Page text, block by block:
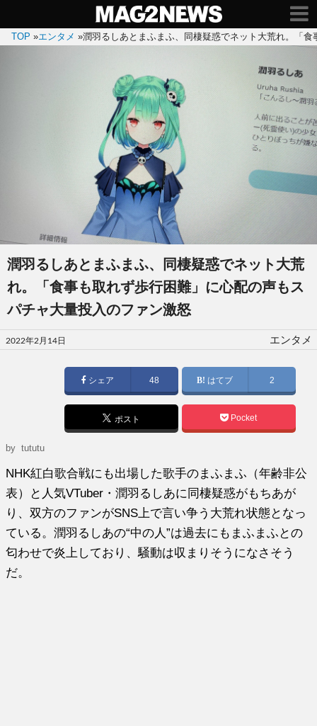
TOP »エンタメ »潤羽るしあとまふまふ、同棲疑惑でネット大荒れ。「
潤羽るしあとまふまふ、同棲疑惑でネット大荒
れ。「食事も取れず歩行困難」に心配の声もス
パチャ大量投入のファン激怒
投
稿
2022年2月14日 エンタメ
シェア 48 はてブ 2
ポスト Pocket
by tututu
NHK紅白歌合戦にも出場した歌手のまふまふ（年齢非公
表）と人気VTuber・潤羽るしあに同棲疑惑がもちあが
り、双方のファンがSNS上で言い争う大荒れ状態となっ
ている。潤羽るしあの“中の人”は過去にもまふまふとの
匂わせで炎上しており、騒動は収まりそうになさそう
だ。